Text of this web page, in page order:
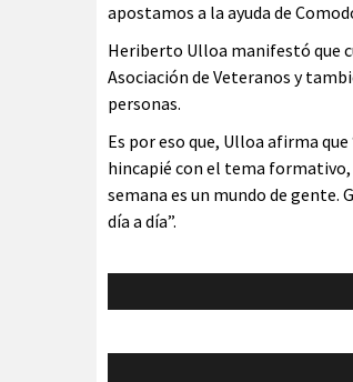
apostamos a la ayuda de
Heriberto Ulloa manifestó que
Asociación de Veteranos y
personas.
Es por eso que, Ulloa afirma
hincapié con el tema formativo,
semana es un mundo de gente.
día a día”.